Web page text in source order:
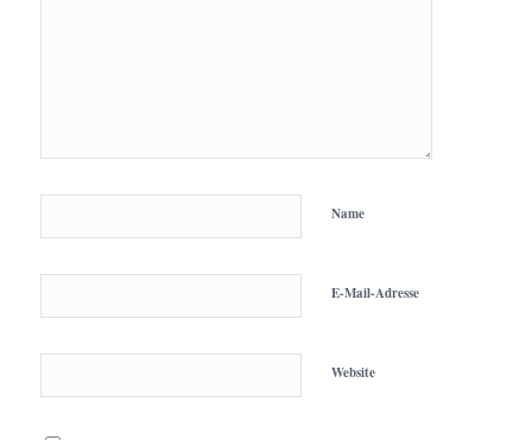
Name
E-Mail-Adresse
Website